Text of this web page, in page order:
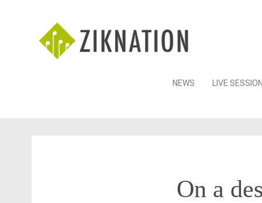
Skip
NEWS LIVE
On a